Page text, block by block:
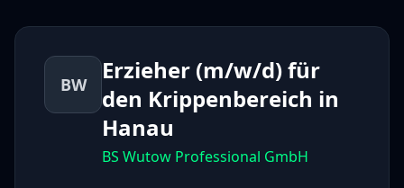
BW
Erzieher (m/w/d) für
den Krippenbereich in
Hanau
BS Wutow Professional GmbH